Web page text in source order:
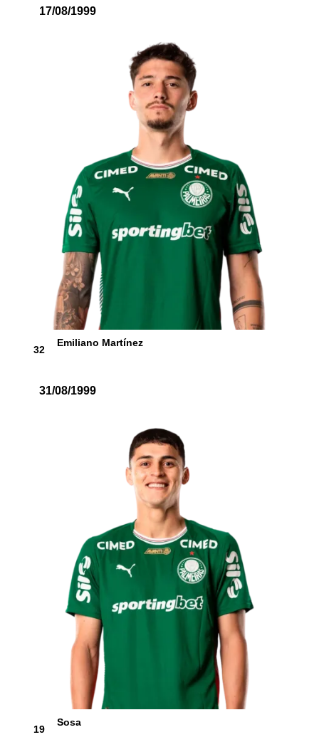
17/08/1999
32
Emiliano Martínez
31/08/1999
19
Sosa